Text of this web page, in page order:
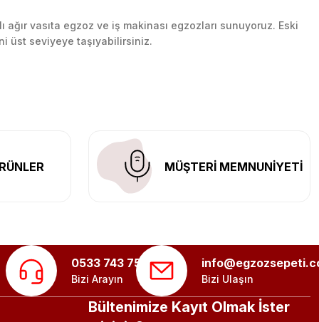
vasıta egzoz ve iş makinası egzozları sunuyoruz. Eski
üst seviyeye taşıyabilirsiniz.
MÜŞTERİ MEMNUNİYETİ
0533 743 75 56
Bizi Arayın Bizi Ulaşın
Bültenimize Kayıt Olmak İster